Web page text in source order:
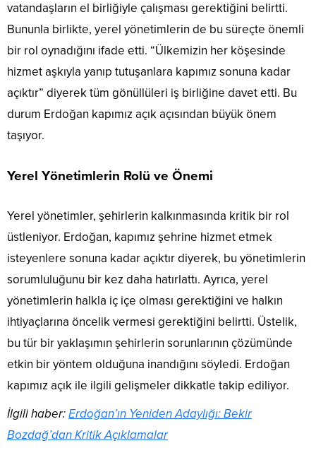
vatandaşların el birliğiyle çalışması gerektiğini belirtti.
Bununla birlikte, yerel yönetimlerin de bu süreçte önemli
bir rol oynadığını ifade etti. “Ülkemizin her köşesinde
hizmet aşkıyla yanıp tutuşanlara kapımız sonuna kadar
açıktır” diyerek tüm gönüllüleri iş birliğine davet etti. Bu
durum Erdoğan kapımız açık açısından büyük önem
taşıyor.
Yerel Yönetimlerin Rolü ve Önemi
Yerel yönetimler, şehirlerin kalkınmasında kritik bir rol
üstleniyor. Erdoğan, kapımız şehrine hizmet etmek
isteyenlere sonuna kadar açıktır diyerek, bu yönetimlerin
sorumluluğunu bir kez daha hatırlattı. Ayrıca, yerel
yönetimlerin halkla iç içe olması gerektiğini ve halkın
ihtiyaçlarına öncelik vermesi gerektiğini belirtti. Üstelik,
bu tür bir yaklaşımın şehirlerin sorunlarının çözümünde
etkin bir yöntem olduğuna inandığını söyledi. Erdoğan
kapımız açık ile ilgili gelişmeler dikkatle takip ediliyor.
İlgili haber:Erdoğan’ın Yeniden Adaylığı: Bekir
Bozdağ’dan Kritik Açıklamalar